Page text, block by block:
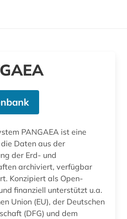
PANGAEA ist eine
Daten aus der
der Erd- und
archiviert, verfügbar
Konzipiert als Open-
finanziell unterstützt u.a.
Union (EU), der Deutschen
(DFG) und dem